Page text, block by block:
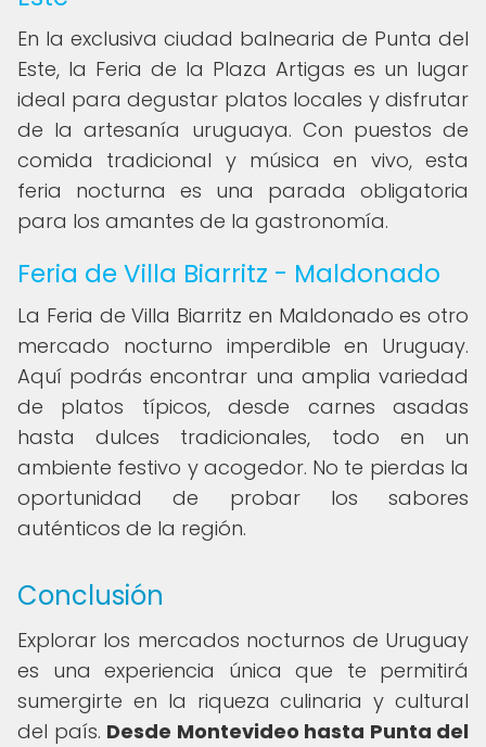
En la exclusiva ciudad balnearia de Punta del
Este, la Feria de la Plaza Artigas es un lugar
ideal para degustar platos locales y disfrutar
de la artesanía uruguaya. Con puestos de
comida tradicional y música en vivo, esta
feria nocturna es una parada obligatoria
para los amantes de la gastronomía.
Feria de Villa Biarritz - Maldonado
La Feria de Villa Biarritz en Maldonado es otro
mercado nocturno imperdible en Uruguay.
Aquí podrás encontrar una amplia variedad
de platos típicos, desde carnes asadas
hasta dulces tradicionales, todo en un
ambiente festivo y acogedor. No te pierdas la
oportunidad de probar los sabores
auténticos de la región.
Conclusión
Explorar los mercados nocturnos de Uruguay
es una experiencia única que te permitirá
sumergirte en la riqueza culinaria y cultural
del país. Desde Montevideo hasta Punta del